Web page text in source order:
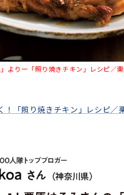
よりー「照り焼きチキン」レシピ／
！「照り焼きチキン」レシピ／